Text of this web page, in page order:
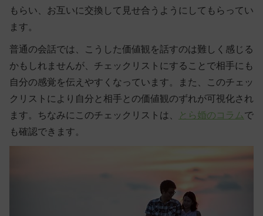
もらい、お互いに交換して見せ合うようにしてもらってい
ます。
普通の会話では、こうした価値観を話すのは難しく感じる
かもしれませんが、チェックリストにすることで相手にも
自分の感覚を伝えやすくなっています。また、このチェッ
クリストにより自分と相手との価値観のずれが可視化され
ます。ちなみにこのチェックリストは、
とら婚のコラムで
も確認できます。